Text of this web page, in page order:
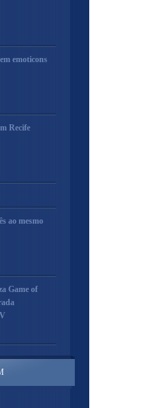
emoticons
Recife
ao mesmo
Game of